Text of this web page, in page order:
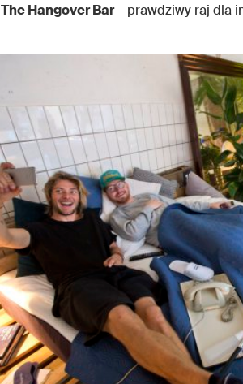
The Hangover Bar– prawdziwy raj dla